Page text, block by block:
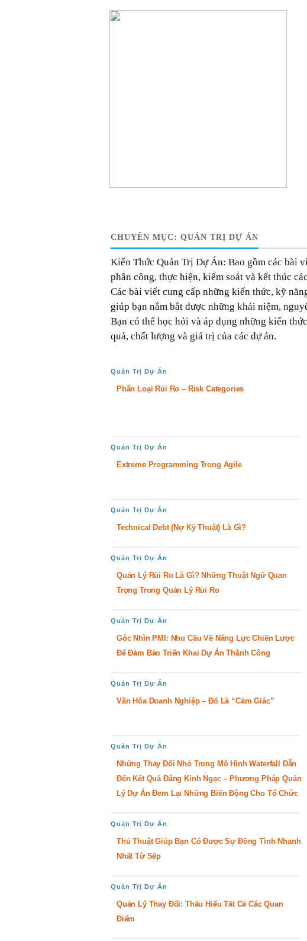
CHUYÊN MỤC: QUẢN TRỊ DỰ ÁN
Kiến Thức Quản Trị Dự Án: Bao gồm các bài
phân công, thực hiện, kiểm soát và kết thúc
Các bài viết cung cấp những kiến thức, kỹ
giúp bạn nắm bắt được những khái niệm,
Bạn có thể học hỏi và áp dụng những kiến
quả, chất lượng và giá trị của các dự án.
Quản Trị Dự Án
Phân Loại Rủi Ro – Risk Categories
Quản Trị Dự Án
Extreme Programming Trong Agile
Quản Trị Dự Án
Technical Debt (Nợ Kỹ Thuật) Là Gì?
Quản Trị Dự Án
Quản Lý Rủi Ro Là Gì? Những Thuật Ngữ Quan
Trọng Trong Quản Lý Rủi Ro
Quản Trị Dự Án
Góc Nhìn PMI: Nhu Cầu Về Năng Lực Chiến Lược
Để Đảm Bảo Triển Khai Dự Án Thành Công
Quản Trị Dự Án
Văn Hóa Doanh Nghiệp – Đó Là “cảm Giác”
Quản Trị Dự Án
Những Thay Đổi Nhỏ Trong Mô Hình Waterfall Dẫn
Đến Kết Quả Đáng Kinh Ngạc – Phương Pháp Quản
Lý Dự Án Đem Lại Những Biến Động Cho Tổ Chức
Quản Trị Dự Án
Thủ Thuật Giúp Bạn Có Được Sự Đồng Tình Nhanh
Nhất Từ Sếp
Quản Trị Dự Án
Quản Lý Thay Đổi: Thấu Hiểu Tất Cả Các Quan
Điểm